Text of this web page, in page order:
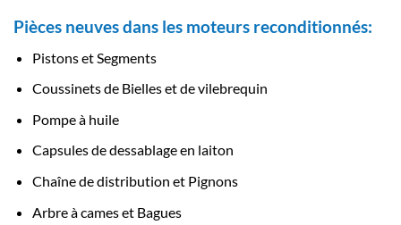
Pièces neuves dans les moteurs reconditionnés:
Pistons et Segments
Coussinets de Bielles et de vilebrequin
Pompe à huile
Capsules de dessablage en laiton
Chaîne de distribution et Pignons
Arbre à cames et Bagues